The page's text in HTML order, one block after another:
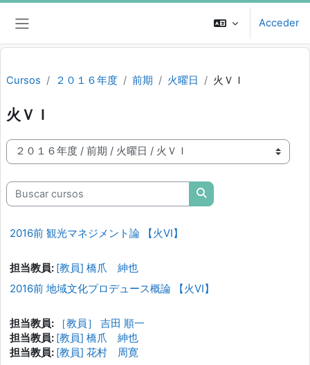
Salta al contenido principal
Acceder
Cursos ２０１６年度 前期 火曜日 火ＶＩ
火ＶＩ
Categorías
Buscar cursos
Buscar cursos
2016前 観光マネジメント論 【火VI】
担当教員: [教員] 橋爪 紳也
2016前 地域文化プロデュース概論 【火VI】
担当教員:
［教員］ 吉田 順一
担当教員: [教員] 橋爪 紳也
担当教員: [教員] 花村 周寛